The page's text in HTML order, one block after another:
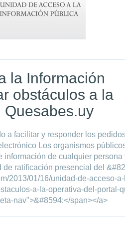
la Información
obstáculos a la
Quesabes.uy
a facilitar y responder los
Los organismos
de cualquier persona
ratificación presencial del
2013/01/16/unidad-de-acceso-
a-la-operativa-del-portal-
nav">&#8594;</span></a>